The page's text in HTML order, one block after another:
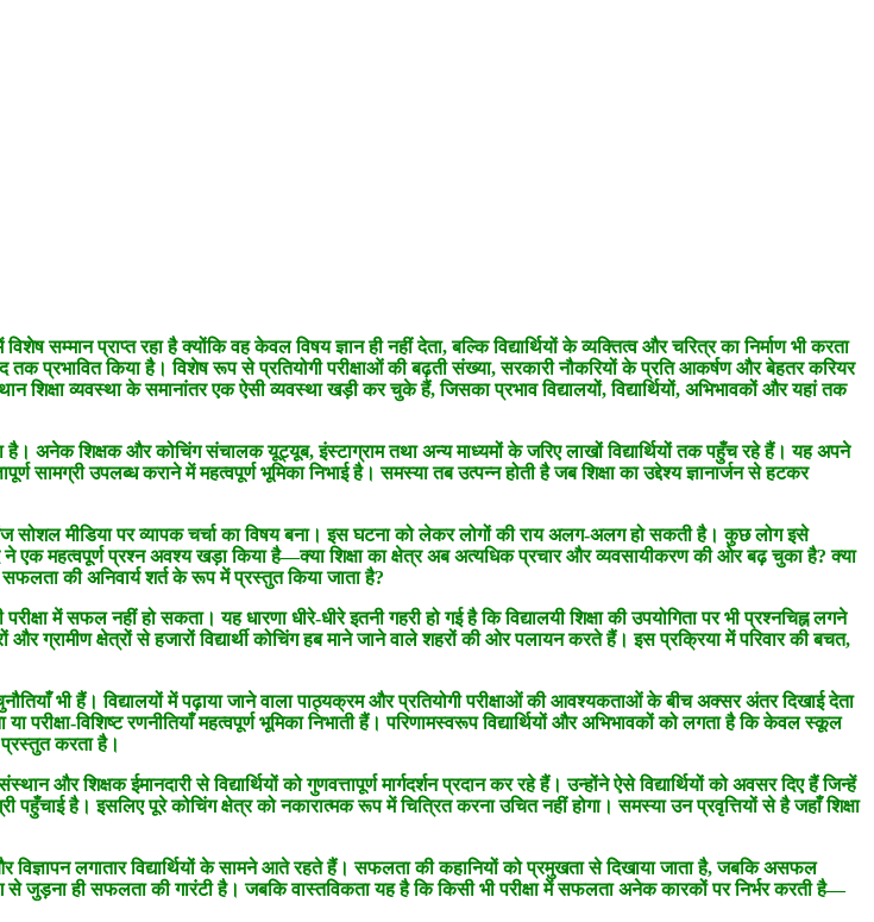
सम्मान प्राप्त रहा है क्योंकि वह केवल विषय ज्ञान ही नहीं देता, बल्कि विद्यार्थियों के व्यक्तित्व और चरित्र का निर्माण भी करता
प्रभावित किया है। विशेष रूप से प्रतियोगी परीक्षाओं की बढ़ती संख्या, सरकारी नौकरियों के प्रति आकर्षण और बेहतर करियर
व्यवस्था के समानांतर एक ऐसी व्यवस्था खड़ी कर चुके हैं, जिसका प्रभाव विद्यालयों, विद्यार्थियों, अभिभावकों और यहां तक
है। अनेक शिक्षक और कोचिंग संचालक यूट्यूब, इंस्टाग्राम तथा अन्य माध्यमों के जरिए लाखों विद्यार्थियों तक पहुँच रहे हैं। यह अपने
सामग्री उपलब्ध कराने में महत्वपूर्ण भूमिका निभाई है। समस्या तब उत्पन्न होती है जब शिक्षा का उद्देश्य ज्ञानार्जन से हटकर
सोशल मीडिया पर व्यापक चर्चा का विषय बना। इस घटना को लेकर लोगों की राय अलग-अलग हो सकती है। कुछ लोग इसे
एक महत्वपूर्ण प्रश्न अवश्य खड़ा किया है—क्या शिक्षा का क्षेत्र अब अत्यधिक प्रचार और व्यवसायीकरण की ओर बढ़ चुका है? क्या
सफलता की अनिवार्य शर्त के रूप में प्रस्तुत किया जाता है?
में सफल नहीं हो सकता। यह धारणा धीरे-धीरे इतनी गहरी हो गई है कि विद्यालयी शिक्षा की उपयोगिता पर भी प्रश्नचिह्न लगने
ग्रामीण क्षेत्रों से हजारों विद्यार्थी कोचिंग हब माने जाने वाले शहरों की ओर पलायन करते हैं। इस प्रक्रिया में परिवार की बचत,
भी हैं। विद्यालयों में पढ़ाया जाने वाला पाठ्यक्रम और प्रतियोगी परीक्षाओं की आवश्यकताओं के बीच अक्सर अंतर दिखाई देता
परीक्षा-विशिष्ट रणनीतियाँ महत्वपूर्ण भूमिका निभाती हैं। परिणामस्वरूप विद्यार्थियों और अभिभावकों को लगता है कि केवल स्कूल
करता है।
शिक्षक ईमानदारी से विद्यार्थियों को गुणवत्तापूर्ण मार्गदर्शन प्रदान कर रहे हैं। उन्होंने ऐसे विद्यार्थियों को अवसर दिए हैं जिन्हें
है। इसलिए पूरे कोचिंग क्षेत्र को नकारात्मक रूप में चित्रित करना उचित नहीं होगा। समस्या उन प्रवृत्तियों से है जहाँ शिक्षा
लगातार विद्यार्थियों के सामने आते रहते हैं। सफलता की कहानियों को प्रमुखता से दिखाया जाता है, जबकि असफल
से जुड़ना ही सफलता की गारंटी है। जबकि वास्तविकता यह है कि किसी भी परीक्षा में सफलता अनेक कारकों पर निर्भर करती है—